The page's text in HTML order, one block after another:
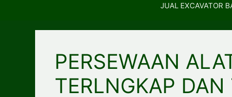
JUAL EXCAVATOR
PERSEWAAN
TERLNGKAP